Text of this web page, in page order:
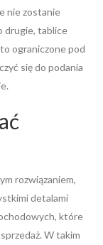
nie zostanie
drugie, tablice
ograniczone pod
się do podania
rozwiązaniem,
detalami
które
W takim